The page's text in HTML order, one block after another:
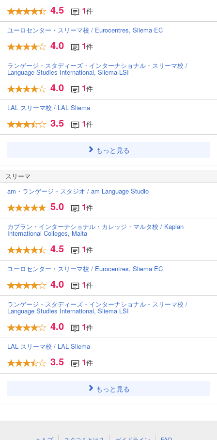
4.5 1件
ユーロセンター・スリーマ校 / Eurocentres, Sliema EC
4.0 1件
ランゲージ・スタディーズ・インターナショナル・スリーマ校 /
Language Studies International, Sliema LSI
4.0 1件
LAL スリーマ校 / LAL Sliema
3.5 1件
もっと見る
スリーマ
am・ランゲージ・スタジオ / am Language Studio
5.0 1件
カプラン・インターナショナル・カレッジ・マルタ校 / Kaplan
International Colleges, Malta
4.5 1件
ユーロセンター・スリーマ校 / Eurocentres, Sliema EC
4.0 1件
ランゲージ・スタディーズ・インターナショナル・スリーマ校 /
Language Studies International, Sliema LSI
4.0 1件
LAL スリーマ校 / LAL Sliema
3.5 1件
もっと見る